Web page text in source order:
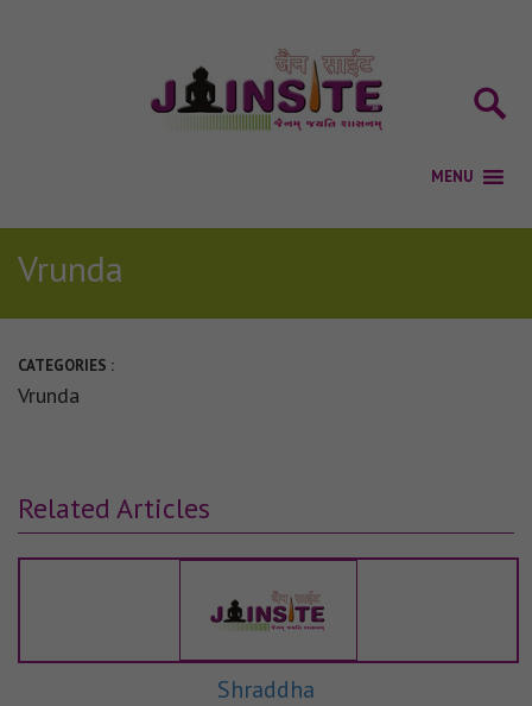
Vrunda
CATEGORIES :
Vrunda
Related Articles
Shraddha